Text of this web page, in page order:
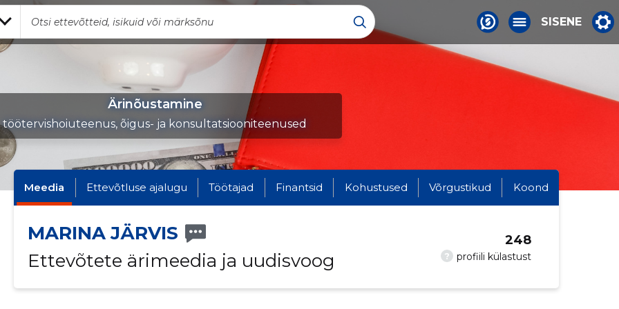
SISENE
Ärinõustamine
töötervishoiuteenus, õigus- ja konsultatsiooniteenused
Meedia Ettevõtluse ajalugu Töötajad Finantsid Kohustused Võrgustikud Koond
MARINA JÄRVIS
Ettevõtete ärimeedia ja uudisvoog
? profiili külastust
248